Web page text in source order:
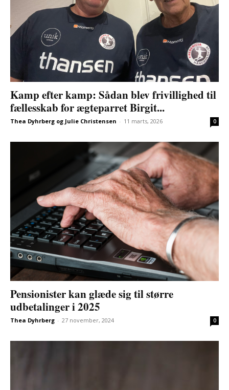
Kamp efter kamp: Sådan blev frivillighed til
fællesskab for ægteparret Birgit...
Thea Dyhrberg og Julie Christensen - 11 marts, 2026 0
Pensionister kan glæde sig til større
udbetalinger i 2025
Thea Dyhrberg - 27 november, 2024 0